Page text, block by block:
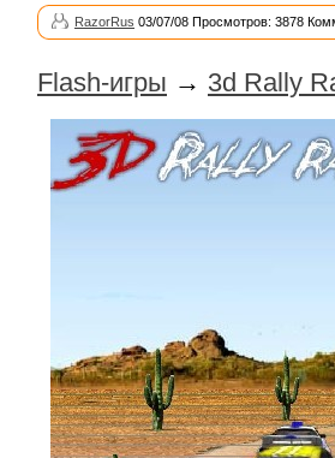
RazorRus 03/07/08 Просмотров: 3878
Flash-игры → 3d Rally